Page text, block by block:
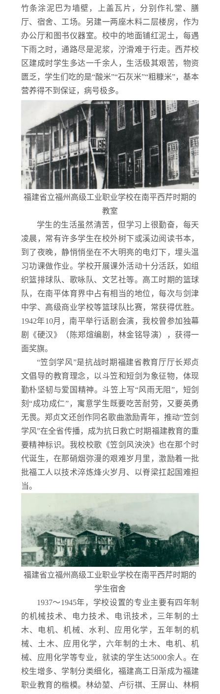
竹条涂泥巴为墙壁，上盖瓦片，分别作礼堂、膳
厅、宿舍、工场。另建一两座木料二层楼房，作为
办公厅和图书仪器室。校中的地面铺红泥土，每遇
下雨之时，通路尽是泥浆，泞滑难于行走。西芹校
区建成时学生多达一千余人，生活极其艰苦，物资
匮乏，学生们吃的是“酸米”“石灰米”“粗糠米”，基本
营养得不到保证，病号极多。
福建省立福州高级工业职业学校在南平西芹时期的
教室
学生的生活虽然清苦，但学习上很勤奋，每天
凌晨，常有许多学生在校外树下或溪边阅读书本，
到了夜晚，静悄悄坐在不大明亮的电灯下，埋头温
习功课做作业。学校开展课外活动十分活跃，如组
织篮排球队、歌咏队、文艺社等。高工时期的篮球
队，在南平体育界中占有相当的地位，每次与剑津
中学、高级商业学校等篮球队比赛，常获得优胜。
1942年10月，南平举行话剧会演，我校曾参加独幕
剧《硬汉》（陈郑煊编剧，林金铭导演），获得一
面奖旗。
“笠剑学风”是抗战时期福建省教育厅厅长郑贞
文倡导的教育理念，以斗笠和短剑为象征物，体现
勤朴坚韧与爱国精神。斗笠上写“风雨无阻”，短剑
刻“成功成仁”，寓意学生既要吃苦耐劳，又要英勇
无畏。郑贞文还创作同名歌曲激励青年，推动“笠剑
学风”在全省传播，成为抗日救亡时期福建教育的重
要精神标识。我校校歌《笠剑风泱泱》也在那个时
代诞生，在那硝烟弥漫的艰难岁月里，激励着一批
批福工人以技术淬炼烽火岁月、以脊梁扛起国难担
当。
福建省立福州高级工业职业学校在南平西芹时期的
学生宿舍
1937～1945年，学校设置的专业主要有四年制
的机械技术、电力技术、电讯技术，三年制的土
木、电机、机械、水利、应用化学，五年制的机
械、土木、应用化学，六年制的土木、电机、机
械、应用化学等专业，就读的学生达5000余人。在
校生增多、学制分类细化，福建高工日渐成为福建
职业教育的楷模。林幼堃、卢衍祺、王屏山、林桐